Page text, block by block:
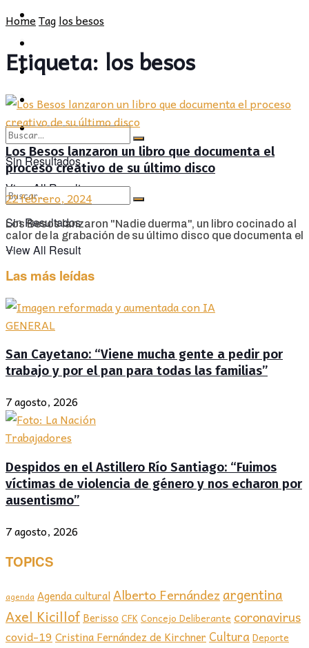
POLÍTICA
CULTURA
Sin Resultados
View All Result
PROVINCIA
SOCIEDAD
CULTURA
OPINIÓN
Sin Resultados
View All Result
HomeTaglos besos
Etiqueta: los besos
Los Besos lanzaron un libro que documenta el
proceso creativo de su último disco
22 febrero, 2024
Los Besos lanzaron "Nadie duerma", un libro cocinado al
calor de la grabación de su último disco que documenta el
...
Las más leídas
GENERAL
San Cayetano: “Viene mucha gente a pedir por
trabajo y por el pan para todas las familias”
7 agosto, 2026
Trabajadores
Despidos en el Astillero Río Santiago: “Fuimos
víctimas de violencia de género y nos echaron por
ausentismo”
7 agosto, 2026
TOPICS
agenda Agenda culturalAlberto Fernández argentina
Axel Kicillof Berisso CFKConcejo Deliberante coronavirus
covid-19 Cristina Fernández de Kirchner Cultura Deporte